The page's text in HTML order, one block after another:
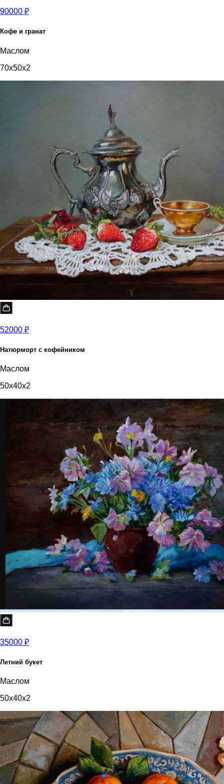
90000 ₽
Кофе и гранат
Маслом
70x50x2
52000 ₽
Натюрморт с кофейником
Маслом
50x40x2
35000 ₽
Летний букет
Маслом
50x40x2